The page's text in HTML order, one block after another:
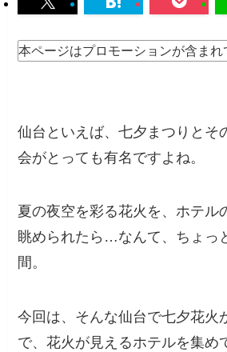
本ページはプロモーションが含まれ
仙台といえば、七夕まつりとそ
会がとっても有名ですよね。
夏の夜空を彩る花火を、ホテル
眺められたら…なんて、ちょっ
間。
今回は、そんな仙台で七夕花火
で、花火が見えるホテルを集め